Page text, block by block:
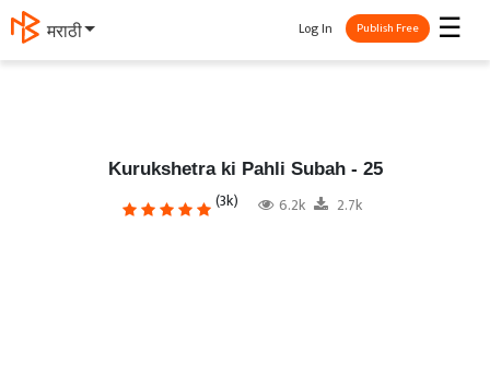
मराठी ☰
Log In Publish Free
Kurukshetra ki Pahli Subah - 25
(3k) 6.2k 2.7k